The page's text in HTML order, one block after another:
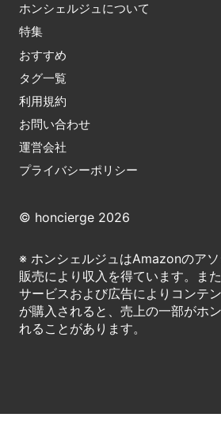
ホンシェルジュについて
特集
おすすめ
タグ一覧
利用規約
お問い合わせ
運営会社
プライバシーポリシー
© honcierge 2026
※ ホンシェルジュはAmazonのア
販売により収入を得ています。ま
サービスおよび広告によりコンテ
が購入されると、売上の一部がホ
れることがあります。